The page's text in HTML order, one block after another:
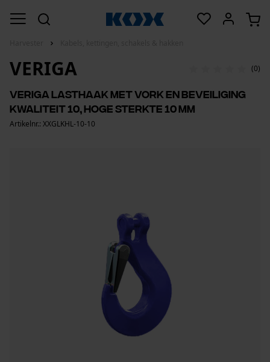
VERIGA (0)
Veriga lasthaak met vork en beveiliging
kwaliteit 10, hoge sterkte 10 mm
Artikelnr.: XXGLKHL-10-10